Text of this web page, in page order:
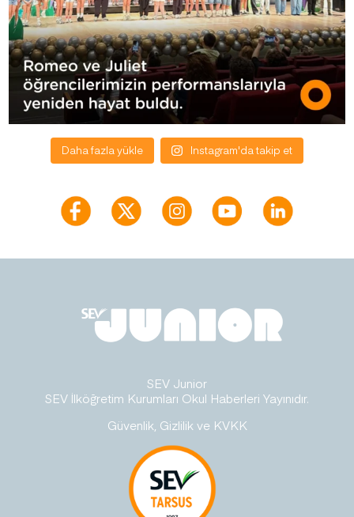
Daha fazla yükle Instagram'da takip et
SEV Junior
SEV İlköğretim Kurumları Okul Haberleri Yayınıdır.
Güvenlik, Gizlilik ve KVKK